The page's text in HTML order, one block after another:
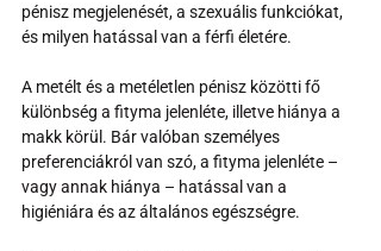
pénisz megjelenését, a szexuális funkciókat,
és milyen hatással van a férfi életére.
A metélt és a metéletlen pénisz közötti fő
különbség a fityma jelenléte, illetve hiánya a
makk körül. Bár valóban személyes
preferenciákról van szó, a fityma jelenléte –
vagy annak hiánya – hatással van a
higiéniára és az általános egészségre.